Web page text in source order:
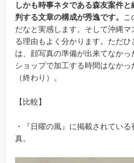
しかも時事ネタである森友案件
判する文章の構成が秀逸です。
こ
だなと実感します。そして沖縄
る理由もよく分かります。ただ
は、顔写真の準備が出来てなかっ
ショップで加工する時間はなかっ
（終わり）。
【比較】
・『日曜の風』に掲載されてい
真。